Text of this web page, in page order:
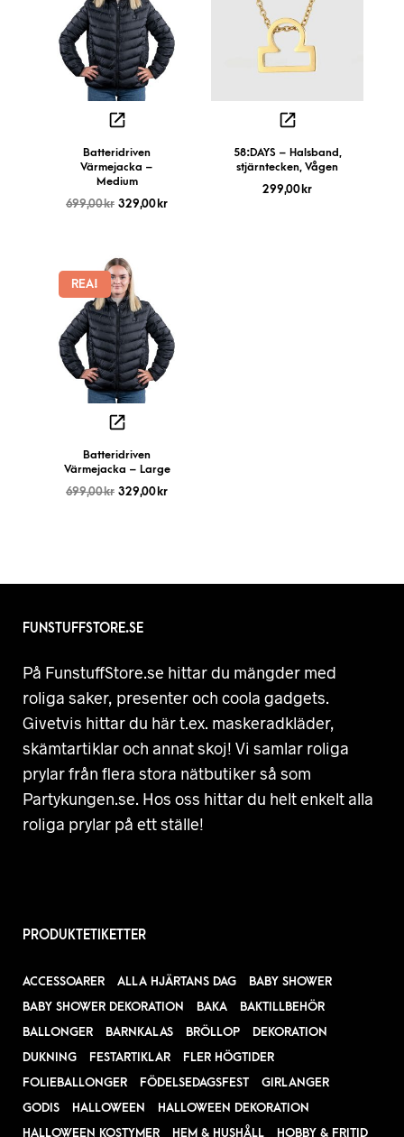
Batteridriven
Värmejacka –
Medium
699,00kr 329,00 kr
58:DAYS – Halsband,
stjärntecken, Vågen
299,00 kr
REA!
Batteridriven
Värmejacka – Large
699,00kr 329,00 kr
FUNSTUFFSTORE.SE
På FunstuffStore.se hittar du mängder med
roliga saker, presenter och coola gadgets.
Givetvis hittar du här t.ex. maskeradkläder,
skämtartiklar och annat skoj! Vi samlar roliga
prylar från flera stora nätbutiker så som
Partykungen.se. Hos oss hittar du helt enkelt alla
roliga prylar på ett ställe!
PRODUKTETIKETTER
ACCESSOARER ALLA HJÄRTANS DAG
BABY SHOWER
BABY SHOWER DEKORATION
BAKA
BAKTILLBEHÖR
BALLONGER
BARNKALAS BRÖLLOP
DEKORATION
DUKNING
FESTARTIKLAR
FLER HÖGTIDER
FOLIEBALLONGER
FÖDELSEDAGSFEST
GIRLANGER
GODIS
HALLOWEEN
HALLOWEEN DEKORATION
HALLOWEEN KOSTYMER
HEM & HUSHÅLL HOBBY & FRITID